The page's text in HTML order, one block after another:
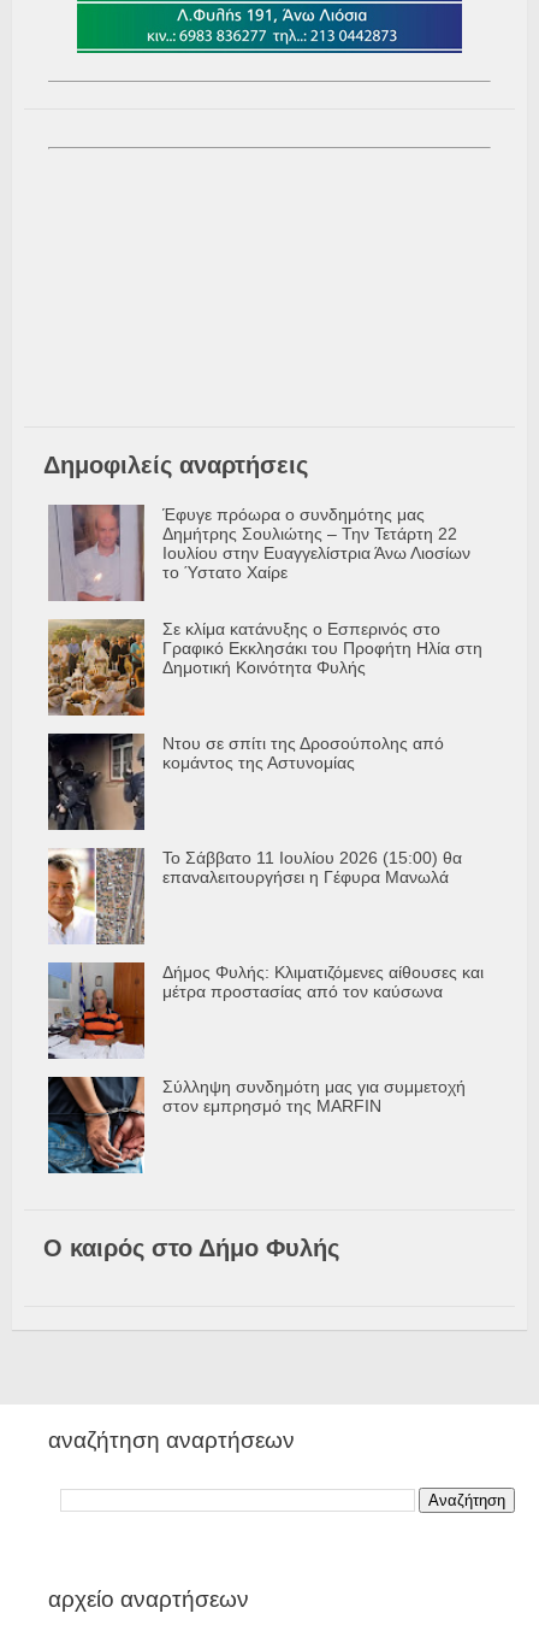
Δημοφιλείς αναρτήσεις
Έφυγε πρόωρα ο συνδημότης μας
Δημήτρης Σουλιώτης – Την Τετάρτη 22
Ιουλίου στην Ευαγγελίστρια Άνω Λιοσίων
το Ύστατο Χαίρε
Σε κλίμα κατάνυξης ο Εσπερινός στο
Γραφικό Εκκλησάκι του Προφήτη Ηλία στη
Δημοτική Κοινότητα Φυλής
Ντου σε σπίτι της Δροσούπολης από
κομάντος της Αστυνομίας
Το Σάββατο 11 Ιουλίου 2026 (15:00) θα
επαναλειτουργήσει η Γέφυρα Μανωλά
Δήμος Φυλής: Κλιματιζόμενες αίθουσες και
μέτρα προστασίας από τον καύσωνα
Σύλληψη συνδημότη μας για συμμετοχή
στον εμπρησμό της MARFIN
Ο καιρός στο Δήμο Φυλής
αναζήτηση αναρτήσεων
αρχείο αναρτήσεων